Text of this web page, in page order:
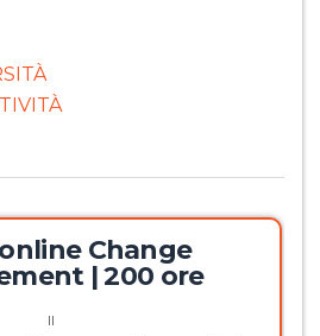
Change
| 200 ore
Il